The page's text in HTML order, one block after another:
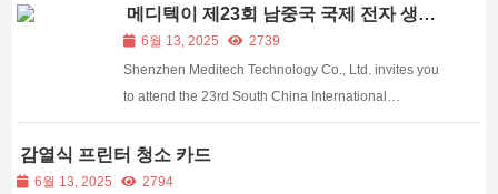
production. It is made of PVC material, special
precision instrument, cleaning agent, non...
메디텍이 제23회 남중국 국제 전자 생산
장비 전시회에 여러분을 초대합니다.
6월 13, 2025
2739
Shenzhen Meditech Technology Co., Ltd. invites you
to attend the 23rd South China International
Electronics Production Equipment Electronics
Industry Exhibition (NECPON South China)
Shenzhen, Meditech will bring a variety of high-
감열식 프린터 청소 카드
6월 13, 2025
2794